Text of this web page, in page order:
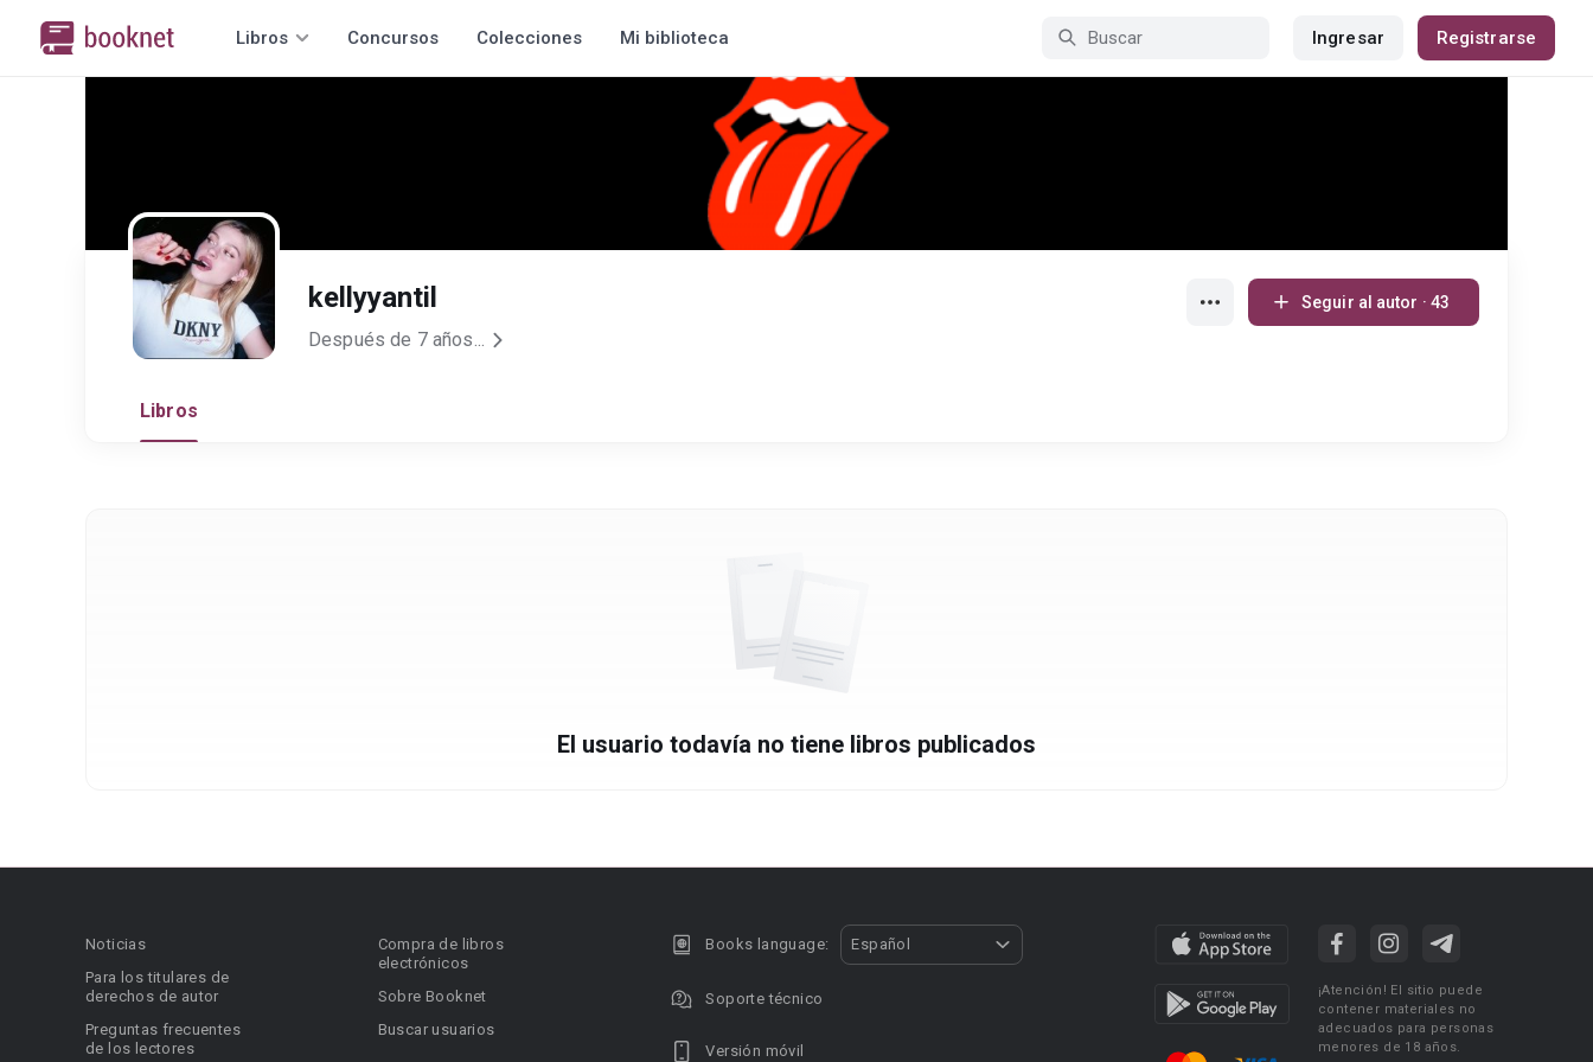
Libros Concursos Colecciones Mi biblioteca Ingresar Registrarse
kellyyantil
Después de 7 años...
Seguir al autor · 43
Libros
El usuario todavía no tiene libros publicados
Noticias
Para los titulares de
derechos de autor
Preguntas frecuentes
de los lectores
Compra de libros
electrónicos
Sobre Booknet
Buscar usuarios
Books language: Español
Soporte técnico
Versión móvil
¡Atención! El sitio puede
contener materiales no
adecuados para personas
menores de 18 años.